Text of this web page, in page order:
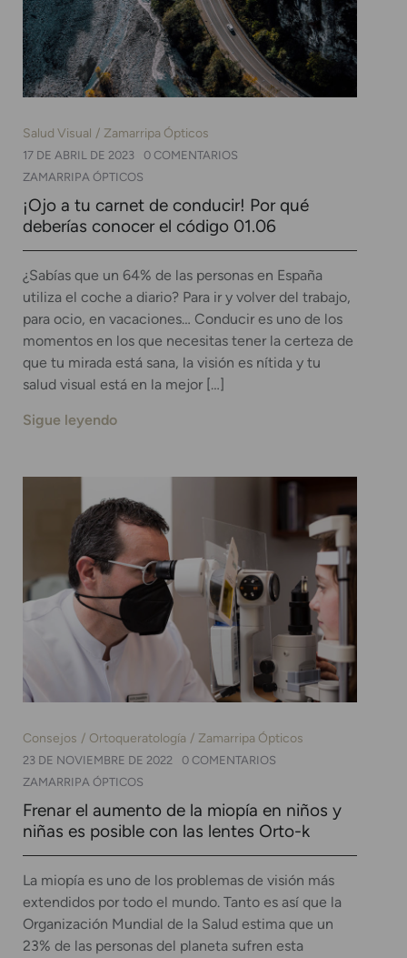
Salud Visual Zamarripa Ópticos
17 DE ABRIL DE 2023
0 COMENTARIOS
ZAMARRIPA ÓPTICOS
¡Ojo a tu carnet de conducir! Por qué
deberías conocer el código 01.06
¿Sabías que un 64% de las personas en España
utiliza el coche a diario? Para ir y volver del trabajo,
para ocio, en vacaciones… Conducir es uno de los
momentos en los que necesitas tener la certeza de
que tu mirada está sana, la visión es nítida y tu
salud visual está en la mejor […]
Sigue leyendo
Consejos Ortoqueratología Zamarripa Ópticos
23 DE NOVIEMBRE DE 2022
0 COMENTARIOS
ZAMARRIPA ÓPTICOS
Frenar el aumento de la miopía en niños y
niñas es posible con las lentes Orto-k
La miopía es uno de los problemas de visión más
extendidos por todo el mundo. Tanto es así que la
Organización Mundial de la Salud estima que un
23% de las personas del planeta sufren esta